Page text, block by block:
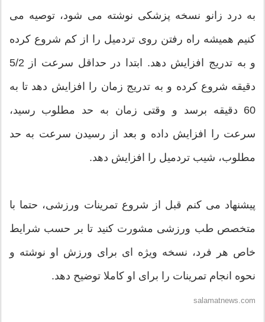
به درد زانو نسخه پزشکی نوشته می شود، توصیه می
کنیم همیشه راه رفتن روی تردمیل را از کم شروع کرده
و به تدریج افزایش دهد. ابتدا در حداقل سرعت از 5/2
دقیقه شروع کرده و به تدریج زمان را افزایش دهد تا به
60 دقیقه برسد و وقتی زمان به حد مطلوب رسید،
سرعت را افزایش داده و بعد از رسیدن سرعت به حد
مطلوب، شیب تردمیل را افزایش دهد.
پیشنهاد می کنم قبل از شروع تمرینات ورزشی، حتما با
متخصص طب ورزشی مشورت کنید تا بر حسب شرایط
خاص هر فرد، نسخه ویژه ای برای ورزش او نوشته و
نحوه انجام تمرینات را برای او کاملا توضیح دهد.
salamatnews.com